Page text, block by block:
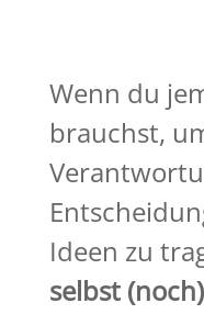
Wenn du
brauchst,
Ideen zu
selbst